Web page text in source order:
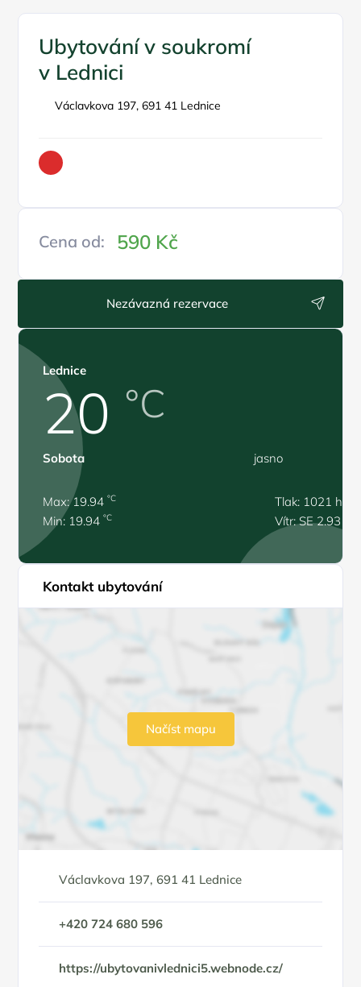
Ubytování v soukromí
v Lednici
Václavkova 197, 691 41 Lednice
Cena od: 590 Kč
Nezávazná rezervace
Lednice
20 °C
Sobota jasno
Max: 19.94°C
Min: 19.94°C
Tlak: 1021 hPa
Vítr: SE 2.93 m/
Kontakt ubytování
Načíst mapu
Václavkova 197, 691 41 Lednice
+420 724 680 596
https://ubytovanivlednici5.webnode.cz/